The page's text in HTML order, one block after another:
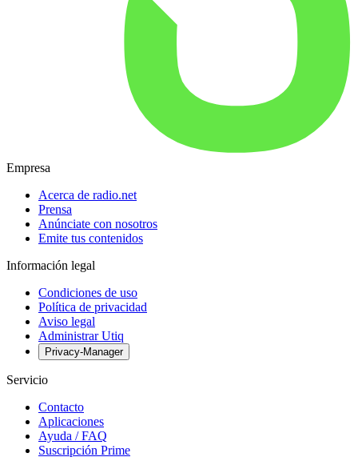
Empresa
Acerca de radio.net
Prensa
Anúnciate con nosotros
Emite tus contenidos
Información legal
Condiciones de uso
Política de privacidad
Aviso legal
Administrar Utiq
Privacy-Manager
Servicio
Contacto
Aplicaciones
Ayuda / FAQ
Suscripción Prime